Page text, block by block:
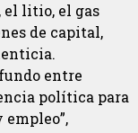
el litio, el gas
de capital,
entre
política para